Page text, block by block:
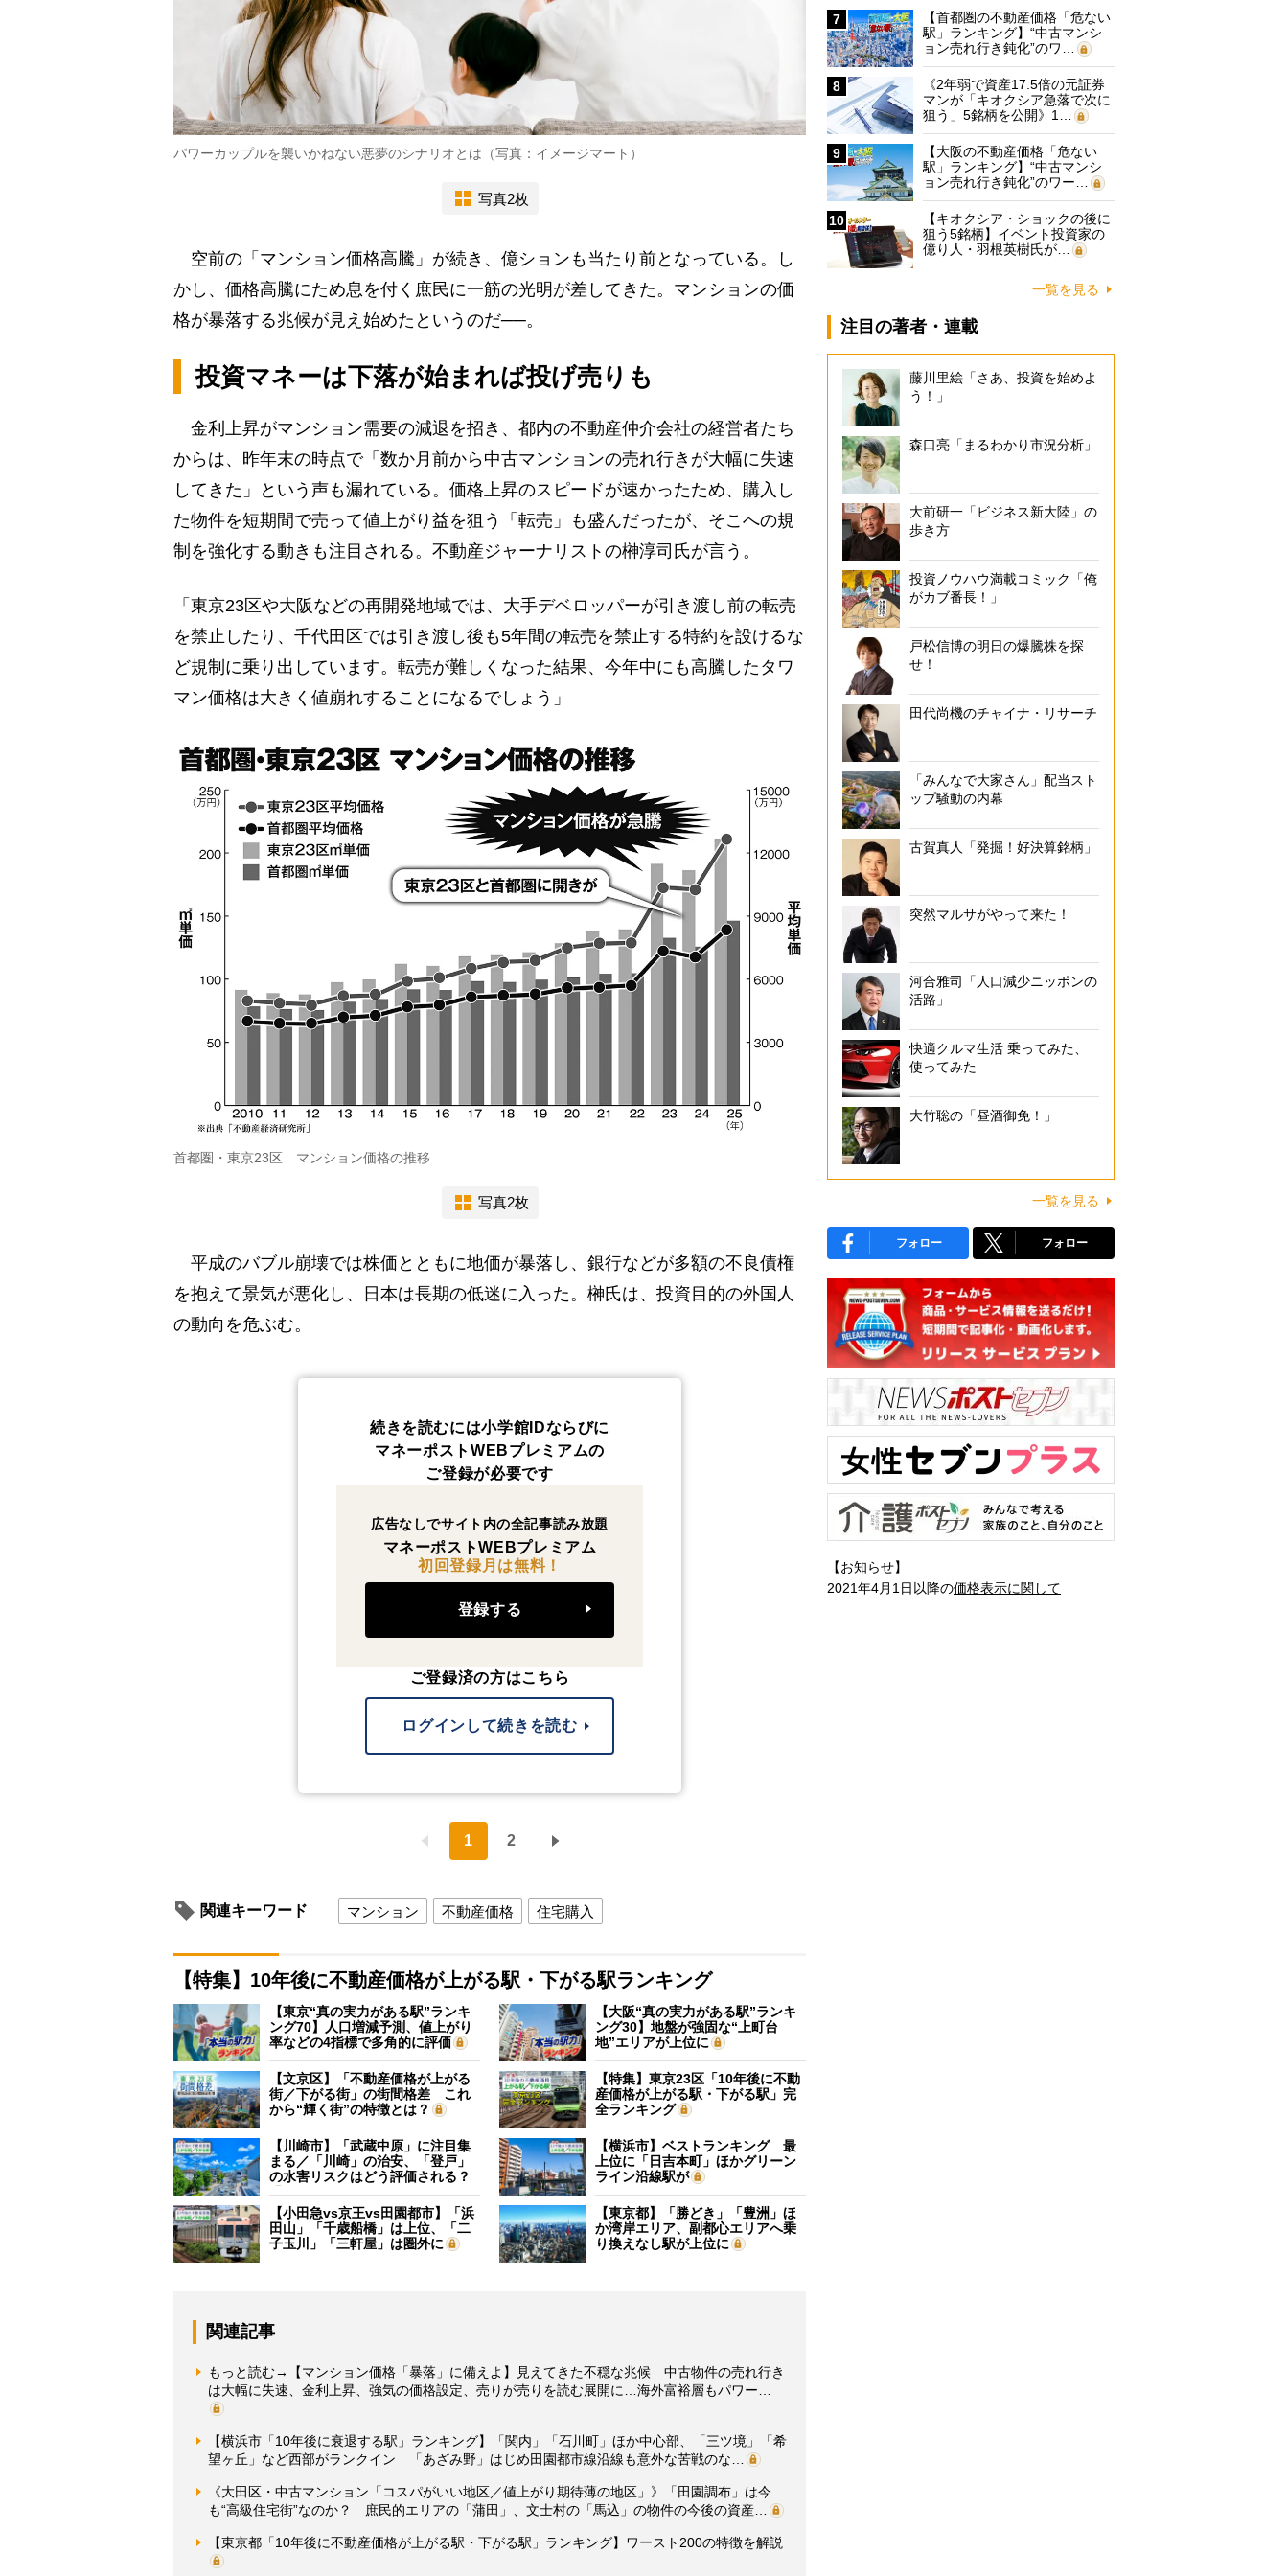
パワーカップルを襲いかねない悪夢のシナリオとは（写真：イメージマート）
写真2枚
空前の「マンション価格高騰」が続き、億ションも当たり前となっている。し
かし、価格高騰にため息を付く庶民に一筋の光明が差してきた。マンションの価
格が暴落する兆候が見え始めたというのだ──。
投資マネーは下落が始まれば投げ売りも
金利上昇がマンション需要の減退を招き、都内の不動産仲介会社の経営者たち
からは、昨年末の時点で「数か月前から中古マンションの売れ行きが大幅に失速
してきた」という声も漏れている。価格上昇のスピードが速かったため、購入し
た物件を短期間で売って値上がり益を狙う「転売」も盛んだったが、そこへの規
制を強化する動きも注目される。不動産ジャーナリストの榊淳司氏が言う。
「東京23区や大阪などの再開発地域では、大手デベロッパーが引き渡し前の転売
を禁止したり、千代田区では引き渡し後も5年間の転売を禁止する特約を設けるな
ど規制に乗り出しています。転売が難しくなった結果、今年中にも高騰したタワ
マン価格は大きく値崩れすることになるでしょう」
首都圏・東京23区 マンション価格の推移
写真2枚
平成のバブル崩壊では株価とともに地価が暴落し、銀行などが多額の不良債権
を抱えて景気が悪化し、日本は長期の低迷に入った。榊氏は、投資目的の外国人
の動向を危ぶむ。
続きを読むには小学館IDならびに
マネーポストWEBプレミアムの
ご登録が必要です
広告なしでサイト内の全記事読み放題
マネーポストWEBプレミアム
初回登録月は無料！
登録する
ご登録済の方はこちら
ログインして続きを読む
1 2
関連キーワード マンション 不動産価格 住宅購入
【特集】10年後に不動産価格が上がる駅・下がる駅ランキング
【東京“真の実力がある駅”ランキ
ング70】人口増減予測、値上がり
率などの4指標で多角的に評価
【大阪“真の実力がある駅”ランキ
ング30】地盤が強固な“上町台
地”エリアが上位に
【文京区】「不動産価格が上がる
街／下がる街」の街間格差 これ
から“輝く街”の特徴とは？
【特集】東京23区「10年後に不動
産価格が上がる駅・下がる駅」完
全ランキング
【川崎市】「武蔵中原」に注目集
まる／「川崎」の治安、「登戸」
の水害リスクはどう評価される？
【横浜市】ベストランキング 最
上位に「日吉本町」ほかグリーン
ライン沿線駅が
【小田急vs京王vs田園都市】「浜
田山」「千歳船橋」は上位、「二
子玉川」「三軒屋」は圏外に
【東京都】「勝どき」「豊洲」ほ
か湾岸エリア、副都心エリアへ乗
り換えなし駅が上位に
関連記事
もっと読む→【マンション価格「暴落」に備えよ】見えてきた不穏な兆候 中古物件の売れ行き
は大幅に失速、金利上昇、強気の価格設定、売りが売りを読む展開に…海外富裕層もパワー…
【横浜市「10年後に衰退する駅」ランキング】「関内」「石川町」ほか中心部、「三ツ境」「希
望ヶ丘」など西部がランクイン 「あざみ野」はじめ田園都市線沿線も意外な苦戦のな…
《大田区・中古マンション「コスパがいい地区／値上がり期待薄の地区」》「田園調布」は今
も“高級住宅街”なのか？ 庶民的エリアの「蒲田」、文士村の「馬込」の物件の今後の資産…
【東京都「10年後に不動産価格が上がる駅・下がる駅」ランキング】ワースト200の特徴を解説
7
【首都圏の不動産価格「危ない
駅」ランキング】“中古マンシ
ョン売れ行き鈍化”のワ…
8
《2年弱で資産17.5倍の元証券
マンが「キオクシア急落で次に
狙う」5銘柄を公開》1…
9
【大阪の不動産価格「危ない
駅」ランキング】“中古マンシ
ョン売れ行き鈍化”のワー…
10
【キオクシア・ショックの後に
狙う5銘柄】イベント投資家の
億り人・羽根英樹氏が…
一覧を見る
注目の著者・連載
藤川里絵「さあ、投資を始めよ
う！」
森口亮「まるわかり市況分析」
大前研一「ビジネス新大陸」の
歩き方
投資ノウハウ満載コミック「俺
がカブ番長！」
戸松信博の明日の爆騰株を探
せ！
田代尚機のチャイナ・リサーチ
「みんなで大家さん」配当スト
ップ騒動の内幕
古賀真人「発掘！好決算銘柄」
突然マルサがやって来た！
河合雅司「人口減少ニッポンの
活路」
快適クルマ生活 乗ってみた、
使ってみた
大竹聡の「昼酒御免！」
一覧を見る
フォロー フォロー
【お知らせ】
2021年4月1日以降の価格表示に関して